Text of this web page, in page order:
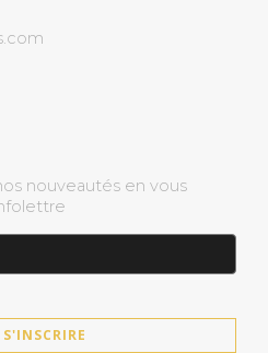
nouveautés en vous
S'INSCRIRE